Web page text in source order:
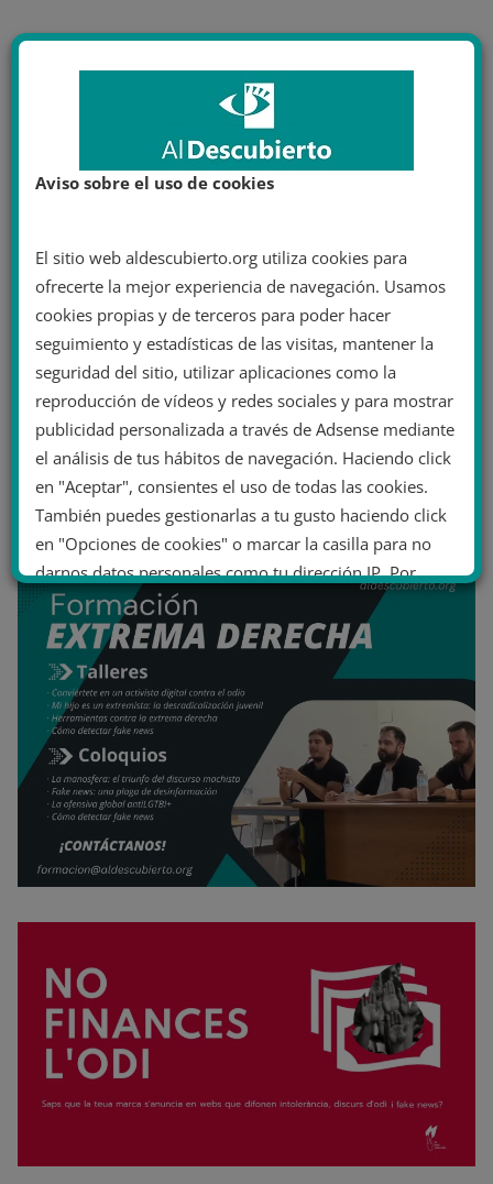
Aviso sobre el uso de cookies
El sitio web aldescubierto.org utiliza cookies para
ofrecerte la mejor experiencia de navegación. Usamos
cookies propias y de terceros para poder hacer
seguimiento y estadísticas de las visitas, mantener la
seguridad del sitio, utilizar aplicaciones como la
reproducción de vídeos y redes sociales y para mostrar
publicidad personalizada a través de Adsense mediante
el análisis de tus hábitos de navegación. Haciendo click
en "Aceptar", consientes el uso de todas las cookies.
También puedes gestionarlas a tu gusto haciendo click
en "Opciones de cookies" o marcar la casilla para no
darnos datos personales como tu dirección IP. Por
último, puedes leer nuestra Política de cookies.
No dar mi información personal
Opciones de cookies Aceptar cookies
Rechazar cookies Política de cookies